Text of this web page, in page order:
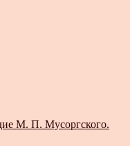
М. П. Мусоргского.